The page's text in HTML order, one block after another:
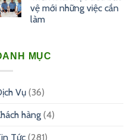
vệ mới những việc cần
làm
MỤC
Vụ(36)
hàng(4)
Tức(281)